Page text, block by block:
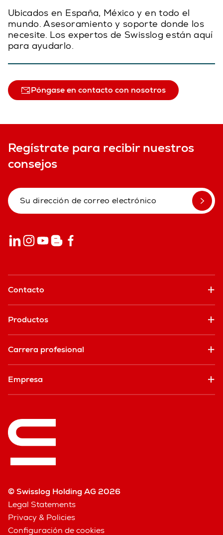
Ubicados en España, México y en todo el
mundo. Asesoramiento y soporte donde los
necesite. Los expertos de Swisslog están aquí
para ayudarlo.
Póngase en contacto con nosotros
Regístrate para recibir nuestros
consejos
Contacto
Productos
Carrera profesional
Empresa
© Swisslog Holding AG 2026
Legal Statements
Privacy & Policies
Configuración de cookies